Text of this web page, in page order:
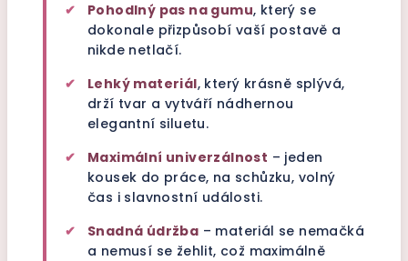
✔ Pohodlný pas na gumu, který se
dokonale přizpůsobí vaší postavě a
nikde netlačí.
✔
Lehký materiál, který krásně splývá,
drží tvar a vytváří nádhernou
elegantní siluetu.
✔
Maximální univerzálnost – jeden
kousek do práce, na schůzku, volný
čas i slavnostní události.
✔
Snadná údržba – materiál se nemačká
a nemusí se žehlit, což maximálně